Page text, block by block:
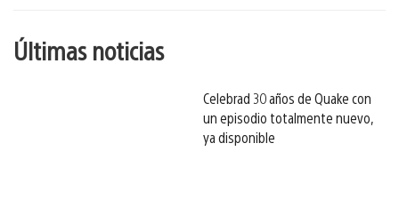
Últimas noticias
Celebrad 30 años de Quake con
un episodio totalmente nuevo,
ya disponible